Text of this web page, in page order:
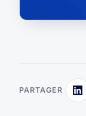
PARTAGER